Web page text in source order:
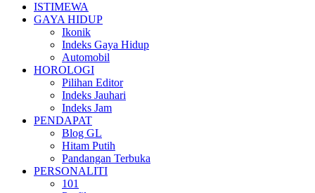
ISTIMEWA
GAYA HIDUP
Ikonik
Indeks Gaya Hidup
Automobil
HOROLOGI
Pilihan Editor
Indeks Jauhari
Indeks Jam
PENDAPAT
Blog GL
Hitam Putih
Pandangan Terbuka
PERSONALITI
101